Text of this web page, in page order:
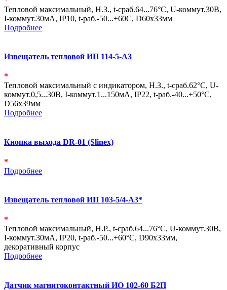
Тепловой максимальный, Н.З., t-сраб.64...76°С, U-коммут.30В,
I-коммут.30мА, IP10, t-раб.-50...+60С, D60х33мм
Подробнее
Извещатель тепловой ИП 114-5-А3
*
Тепловой максимальный с индикатором, Н.З., t-сраб.62°С, U-
коммут.0,5...30В, I-коммут.1...150мА, IP22, t-раб.-40...+50°С,
D56х39мм
Подробнее
Кнопка выхода DR-01 (Slinex)
*
Подробнее
Извещатель тепловой ИП 103-5/4-А3*
*
Тепловой максимальный, Н.Р., t-сраб.64...76°С, U-коммут.30В,
I-коммут.30мА, IP20, t-раб.-50...+60°С, D90х33мм,
декоративный корпус
Подробнее
Датчик магнитоконтактный ИО 102-60 Б2П